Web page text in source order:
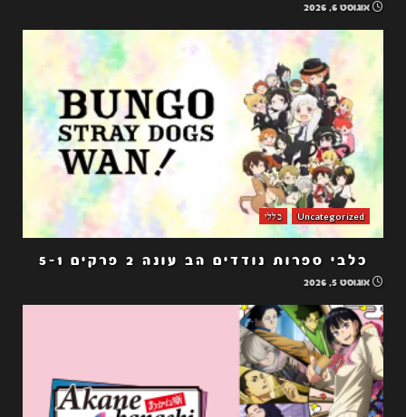
אוגוסט 6, 2026
Uncategorized כללי
כלבי ספרות נודדים הב עונה 2 פרקים 5-1
אוגוסט 5, 2026